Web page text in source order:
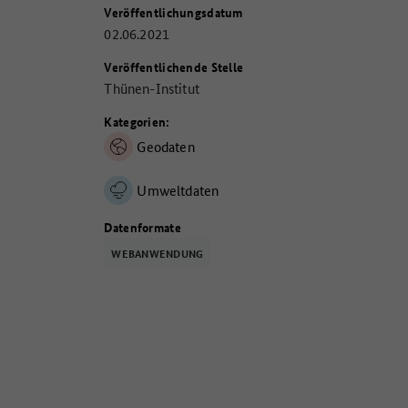
Veröffentlichungsdatum
02.06.2021
Veröffentlichende Stelle
Thünen-Institut
Kategorien:
Geodaten
Umweltdaten
Datenformate
WEBANWENDUNG